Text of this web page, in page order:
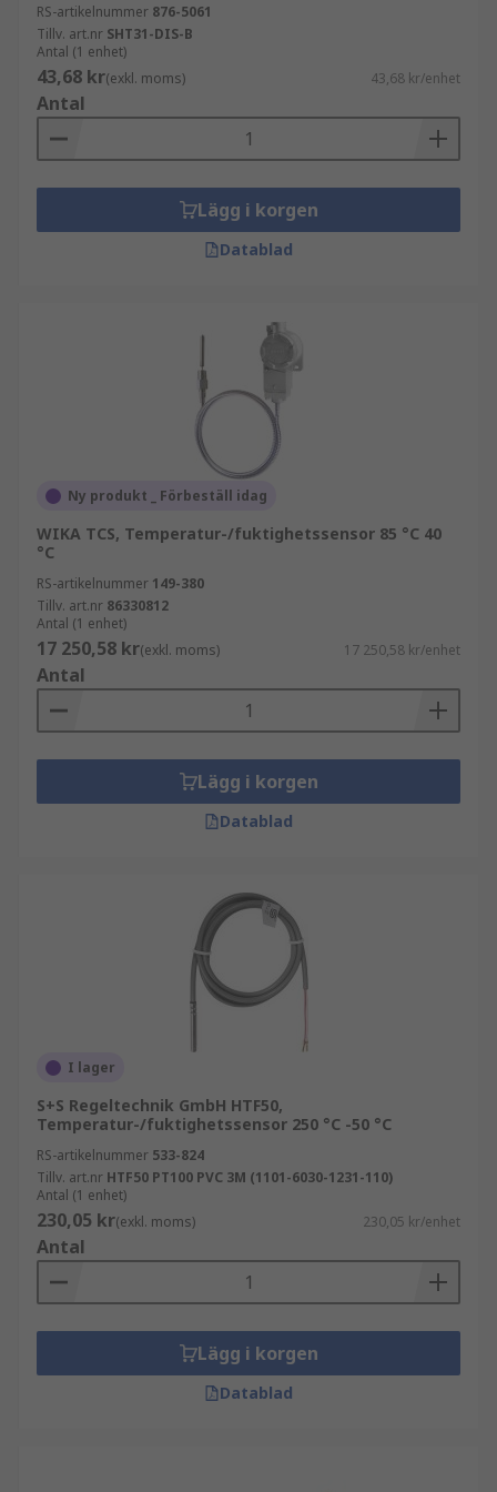
RS-artikelnummer 876-5061
Tillv. art.nr SHT31-DIS-B
Antal (1 enhet)
43,68 kr(exkl. moms) 43,68 kr/enhet
Antal
Lägg i korgen
Datablad
Ny produkt _ Förbeställ idag
WIKA TCS, Temperatur-/fuktighetssensor 85 °C 40
°C
RS-artikelnummer 149-380
Tillv. art.nr 86330812
Antal (1 enhet)
17 250,58 kr(exkl. moms) 17 250,58 kr/enhet
Antal
Lägg i korgen
Datablad
I lager
S+S Regeltechnik GmbH HTF50,
Temperatur-/fuktighetssensor 250 °C -50 °C
RS-artikelnummer 533-824
Tillv. art.nr HTF50 PT100 PVC 3M (1101-6030-1231-110)
Antal (1 enhet)
230,05 kr(exkl. moms) 230,05 kr/enhet
Antal
Lägg i korgen
Datablad